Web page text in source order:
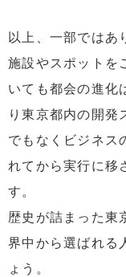
以上、一部ではあ
施設やスポットを
いても都会の進化
り東京都内の開発
でもなくビジネス
れてから実行に移
す。
歴史が詰まった東
界中から選ばれる
ょう。